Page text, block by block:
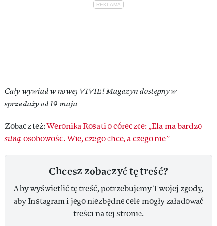
Cały wywiad w nowej VIVIE! Magazyn dostępny w
sprzedaży od 19 maja
Zobacz też:Weronika Rosati o córeczce: „Ela ma bardzo
silną osobowość. Wie, czego chce, a czego nie”
Chcesz zobaczyć tę treść?
Aby wyświetlić tę treść, potrzebujemy Twojej zgody,
aby Instagram i jego niezbędne cele mogły załadować
treści na tej stronie.